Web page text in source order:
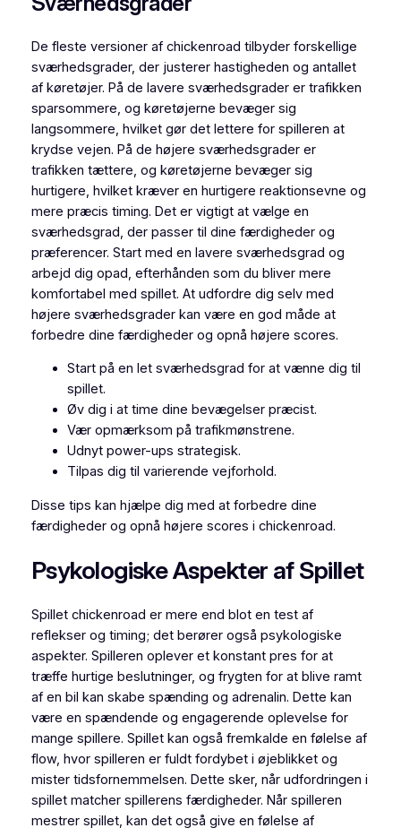
De fleste versioner af chickenroad tilbyder forskellige
sværhedsgrader, der justerer hastigheden og antallet
af køretøjer. På de lavere sværhedsgrader er trafikken
sparsommere, og køretøjerne bevæger sig
langsommere, hvilket gør det lettere for spilleren at
krydse vejen. På de højere sværhedsgrader er
trafikken tættere, og køretøjerne bevæger sig
hurtigere, hvilket kræver en hurtigere reaktionsevne og
mere præcis timing. Det er vigtigt at vælge en
sværhedsgrad, der passer til dine færdigheder og
præferencer. Start med en lavere sværhedsgrad og
arbejd dig opad, efterhånden som du bliver mere
komfortabel med spillet. At udfordre dig selv med
højere sværhedsgrader kan være en god måde at
forbedre dine færdigheder og opnå højere scores.
Start på en let sværhedsgrad for at vænne dig til
spillet.
Øv dig i at time dine bevægelser præcist.
Vær opmærksom på trafikmønstrene.
Udnyt power-ups strategisk.
Tilpas dig til varierende vejforhold.
Disse tips kan hjælpe dig med at forbedre dine
færdigheder og opnå højere scores i chickenroad.
Psykologiske Aspekter af Spillet
Spillet chickenroad er mere end blot en test af
reflekser og timing; det berører også psykologiske
aspekter. Spilleren oplever et konstant pres for at
træffe hurtige beslutninger, og frygten for at blive ramt
af en bil kan skabe spænding og adrenalin. Dette kan
være en spændende og engagerende oplevelse for
mange spillere. Spillet kan også fremkalde en følelse af
flow, hvor spilleren er fuldt fordybet i øjeblikket og
mister tidsfornemmelsen. Dette sker, når udfordringen i
spillet matcher spillerens færdigheder. Når spilleren
mestrer spillet, kan det også give en følelse af